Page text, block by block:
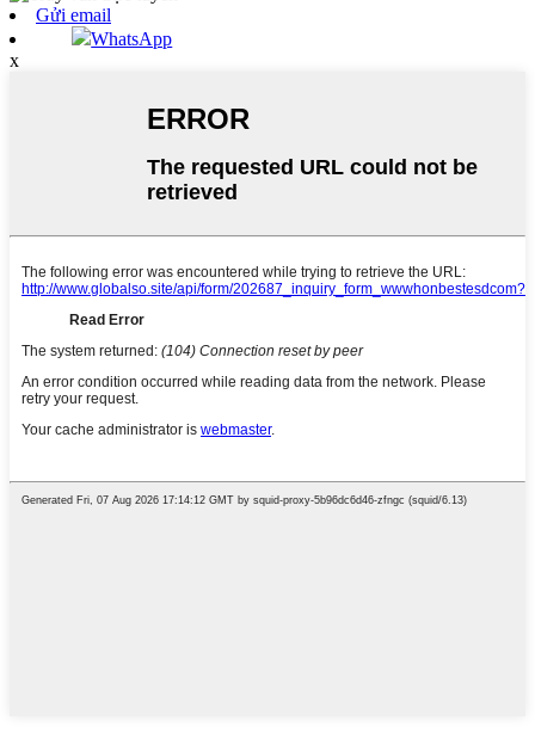
Gửi email
WhatsApp
x